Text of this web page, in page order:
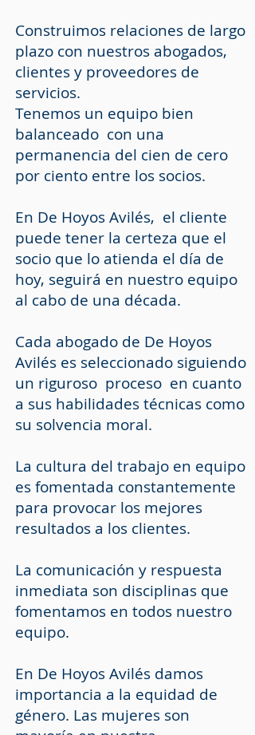
Construimos relaciones de largo
plazo con nuestros abogados,
clientes y proveedores de
servicios.
Tenemos un equipo bien
balanceado con una
permanencia del cien de cero
por ciento entre los socios.
En De Hoyos Avilés, el cliente
puede tener la certeza que el
socio que lo atienda el día de
hoy, seguirá en nuestro equipo
al cabo de una década.
Cada abogado de De Hoyos
Avilés es seleccionado siguiendo
un riguroso proceso en cuanto
a sus habilidades técnicas como
su solvencia moral.
La cultura del trabajo en equipo
es fomentada constantemente
para provocar los mejores
resultados a los clientes.
La comunicación y respuesta
inmediata son disciplinas que
fomentamos en todos nuestro
equipo.
En De Hoyos Avilés damos
importancia a la equidad de
género. Las mujeres son